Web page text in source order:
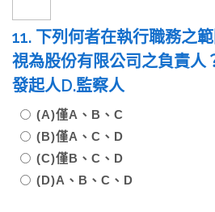
11. 下列何者在執行職務之範
視為股份有限公司之負責人
發起人D.監察人
(A)僅A、B、C
(B)僅A、C、D
(C)僅B、C、D
(D)A、B、C、D